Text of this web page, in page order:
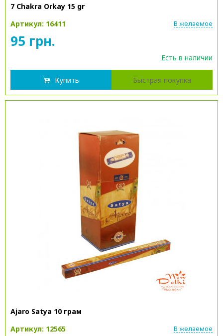
7 Chakra Orkay 15 gr
Артикул: 16411
В желаемое
95 грн.
Есть в наличии
Купить Быстрая покупка
Ajaro Satya 10 грам
Артикул: 12565
В желаемое